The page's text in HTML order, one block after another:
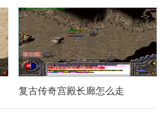
复古传奇宫殿长廊怎么走